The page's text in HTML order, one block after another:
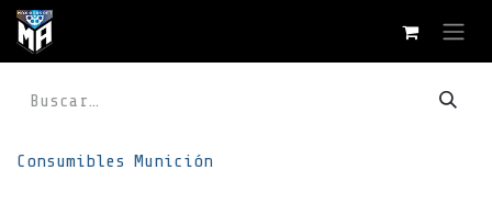
Ir al contenido
Consumibles Munición